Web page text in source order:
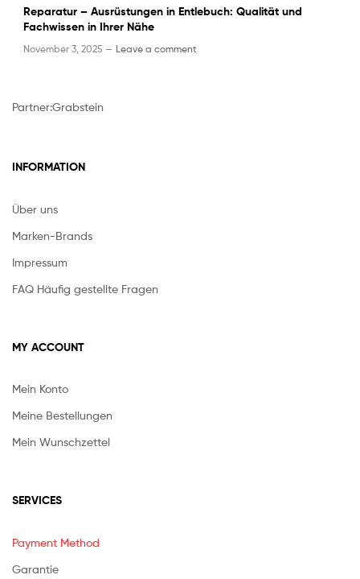
Reparatur – Ausrüstungen in Entlebuch: Qualität und
Fachwissen in Ihrer Nähe
November 3, 2025 — Leave a comment
Partner:Grabstein
INFORMATION
Über uns
Marken-Brands
Impressum
FAQ Häufig gestellte Fragen
MY ACCOUNT
Mein Konto
Meine Bestellungen
Mein Wunschzettel
SERVICES
Payment Method
Garantie